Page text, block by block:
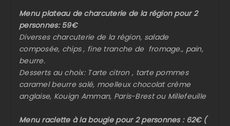
Menu plateau de charcuterie de la région pour 2
personnes: 59€
Diverses charcuterie de la région, salade
composée, chips , fine tranche de fromage., pain,
beurre.
Desserts au choix: Tarte citron , tarte pommes
caramel beurre salé, moelleux chocolat crème
anglaise, Kouign Amman, Paris-Brest ou Millefeuille
Menu raclette à la bougie pour 2 personnes : 62€ (